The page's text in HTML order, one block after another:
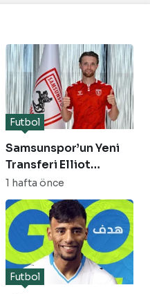
Samsunspor’un Yeni
Transferi Elliot
Watt’tan İddialı
Açıklamalar
Futbol
1 hafta önce
Futbol